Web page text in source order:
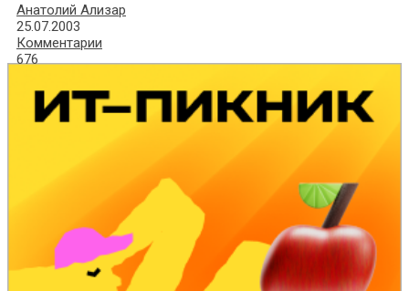
Анатолий Ализар
25.07.2003
Комментарии
676